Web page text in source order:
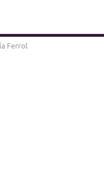
Ferrol